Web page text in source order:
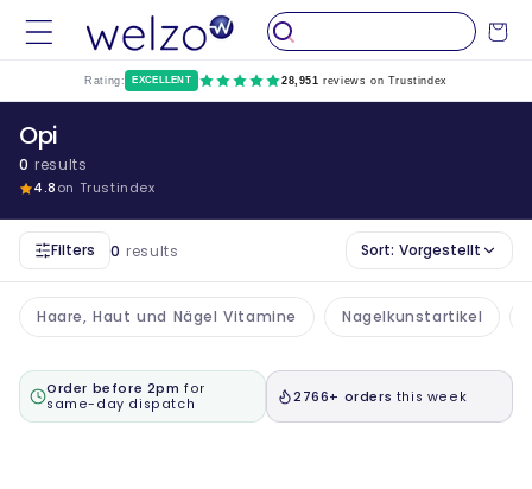
Sie zu
Wagen
Rating: EXCELLENT 28,951 reviews on Trustindex
Opi
0 results
4.8on Trustindex
Filters 0 results Sort: Vorgestellt
Haare, Haut und Nägel Vitamine Nagelkunstartikel
Order before 2pm for
same-day dispatch
2766+ orders this week